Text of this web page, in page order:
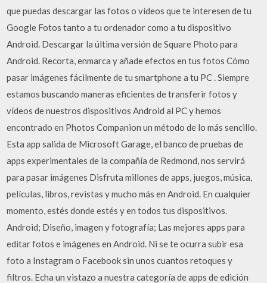
que puedas descargar las fotos o vídeos que te interesen de tu
Google Fotos tanto a tu ordenador como a tu dispositivo
Android. Descargar la última versión de Square Photo para
Android. Recorta, enmarca y añade efectos en tus fotos Cómo
pasar imágenes fácilmente de tu smartphone a tu PC . Siempre
estamos buscando maneras eficientes de transferir fotos y
vídeos de nuestros dispositivos Android al PC y hemos
encontrado en Photos Companion un método de lo más sencillo.
Esta app salida de Microsoft Garage, el banco de pruebas de
apps experimentales de la compañía de Redmond, nos servirá
para pasar imágenes Disfruta millones de apps, juegos, música,
películas, libros, revistas y mucho más en Android. En cualquier
momento, estés donde estés y en todos tus dispositivos.
Android; Diseño, imagen y fotografía; Las mejores apps para
editar fotos e imágenes en Android. Ni se te ocurra subir esa
foto a Instagram o Facebook sin unos cuantos retoques y
filtros. Echa un vistazo a nuestra categoría de apps de edición